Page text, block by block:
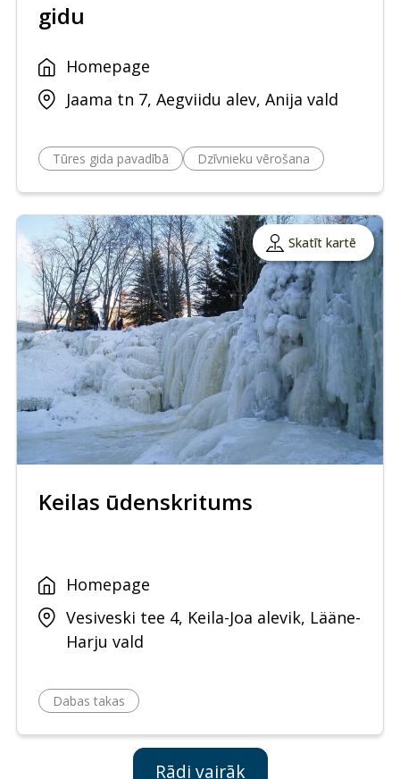
gidu
Homepage
Jaama tn 7, Aegviidu alev, Anija vald
Tūres gida pavadībā Dzīvnieku vērošana
Skatīt kartē
Keilas ūdenskritums
Homepage
Vesiveski tee 4, Keila-Joa alevik, Lääne-
Harju vald
Dabas takas
Rādi vairāk